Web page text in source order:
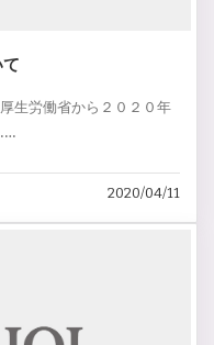
生労働省から２０２０年
2020/04/11